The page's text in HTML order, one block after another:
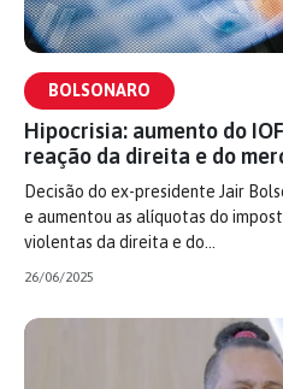
BOLSONARO
Hipocrisia: aumento do
reação da direita e do
Decisão do ex-presidente Jair
e aumentou as alíquotas do
violentas da direita e do…
26/06/2025